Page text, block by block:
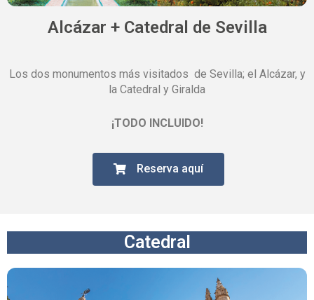
Alcázar + Catedral de Sevilla
Los dos monumentos más visitados de Sevilla; el Alcázar, y
la Catedral y Giralda
¡TODO INCLUIDO!
Reserva aquí
Catedral